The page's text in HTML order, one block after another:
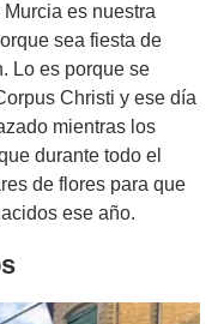
es nuestra
sea fiesta de
Lo es porque se
Christi y ese día
mientras los
durante todo el
de flores para que
ese año.